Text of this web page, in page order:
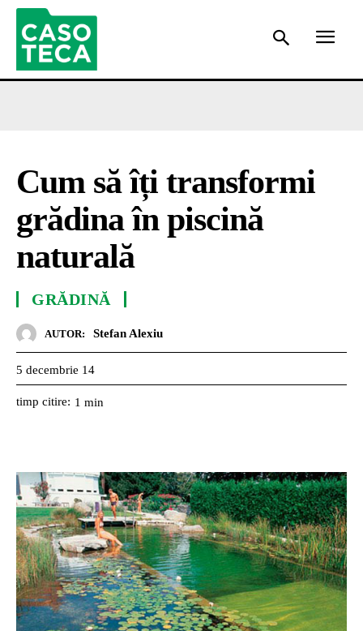
Cum să îți transformi
grădina în piscină
naturală
GRĂDINĂ
AUTOR: Stefan Alexiu
5 decembrie 14
timp citire: 1 min